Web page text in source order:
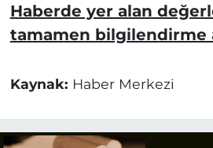
Haberde yer alan
tamamen bilgilendirme
Kaynak: Haber Merkezi